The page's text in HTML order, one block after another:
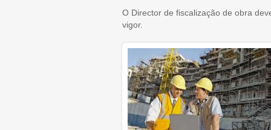
O Director de fiscalização de obra
vigor.